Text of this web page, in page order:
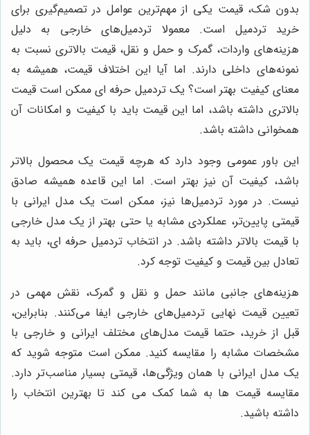
بدون شک، قیمت یکی از مهم‌ترین عوامل در تصمیم‌گیری برای
خرید تردمیل است. معمولا تردمیل‌های خارجی به دلیل
هزینه‌های واردات، گمرک و حمل و نقل، قیمت بالاتری نسبت به
نمونه‌های داخلی دارند. اما آیا این اختلاف قیمت، همیشه به
معنای کیفیت بهتر است؟ یک تردمیل حرفه ای ممکن است قیمت
بالاتری داشته باشد، اما این قیمت باید با کیفیت و امکانات آن
همخوانی داشته باشد.
این باور عمومی وجود دارد که هرچه قیمت یک محصول بالاتر
باشد، کیفیت آن نیز بهتر است. اما این قاعده همیشه صادق
نیست. در مورد تردمیل‌ها نیز، ممکن است یک مدل ایرانی با
قیمتی پایین‌تر، عملکردی مشابه یا حتی بهتر از یک مدل خارجی
با قیمت بالاتر داشته باشد. در انتخاب تردمیل حرفه ای، باید به
تعادل بین قیمت و کیفیت توجه کرد.
هزینه‌های جانبی مانند حمل و نقل و گمرک، نقش مهمی در
تعیین قیمت نهایی تردمیل‌های خارجی ایفا می‌کنند. بنابراین،
قبل از خرید، حتما قیمت مدل‌های مختلف ایرانی و خارجی با
مشخصات مشابه را مقایسه کنید. ممکن است متوجه شوید که
یک مدل ایرانی با همان ویژگی‌ها، قیمتی بسیار مناسب‌تر دارد.
مقایسه قیمت ها به شما کمک می کند تا بهترین انتخاب را
داشته باشید.